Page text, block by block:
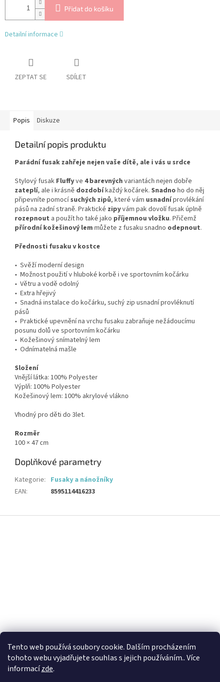
Tento web používá soubory cookie. Dalším procházením
tohoto webu vyjadřujete souhlas s jejich používáním.. Více
informacízde.
Přidat do košíku
Detailní informace
ZEPTAT SE SDÍLET
Popis Diskuze
Detailní popis produktu
Parádní fusak zahřeje nejen vaše dítě, ale i vás u srdce
Stylový fusak Fluffyve 4 barevných variantách nejen dobře
zateplí, ale i krásně dozdobíkaždý kočárek. Snadno ho do něj
připevníte pomocísuchých zipů, které vám usnadníprovlékání
pásů na zadní straně. Praktické zipyvám pak dovolí fusak úplně
rozepnout a použít ho také jako příjemnou vložku. Přičemž
přírodní kožešinový lem můžete z fusaku snadno odepnout.
Přednosti fusaku v kostce
• Svěží moderní design
• Možnost použití v hluboké korbě i ve sportovním kočárku
• Větru a vodě odolný
• Extra hřejivý
• Snadná instalace do kočárku, suchý zip usnadní provléknutí
pásů
• Praktické upevnění na vrchu fusaku zabraňuje nežádoucímu
posunu dolů ve sportovním kočárku
• Kožešinový snímatelný lem
• Odnímatelná mašle
Složení
Vnější látka: 100% Polyester
Výplň: 100% Polyester
Kožešinový lem: 100% akrylové vlákno
Vhodný pro děti do 3let.
Rozměr
100 × 47 cm
Doplňkové parametry
Kategorie: Fusaky a nánožníky
EAN: 8595114416233